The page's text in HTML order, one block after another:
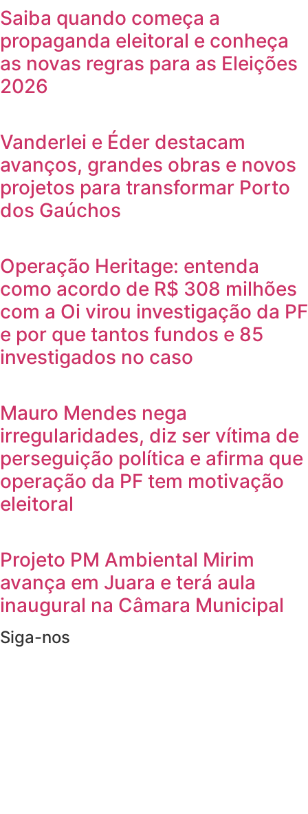
Saiba quando começa a
propaganda eleitoral e conheça
as novas regras para as Eleições
2026
Vanderlei e Éder destacam
avanços, grandes obras e novos
projetos para transformar Porto
dos Gaúchos
Operação Heritage: entenda
como acordo de R$ 308 milhões
com a Oi virou investigação da PF
e por que tantos fundos e 85
investigados no caso
Mauro Mendes nega
irregularidades, diz ser vítima de
perseguição política e afirma que
operação da PF tem motivação
eleitoral
Projeto PM Ambiental Mirim
avança em Juara e terá aula
inaugural na Câmara Municipal
Siga-nos